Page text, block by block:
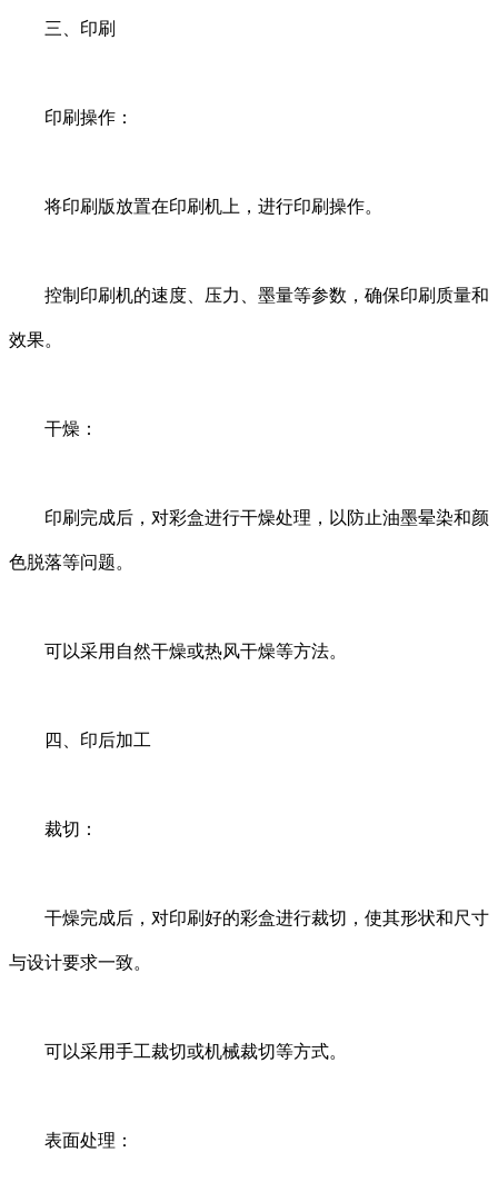
三、印刷
印刷操作：
将印刷版放置在印刷机上，进行印刷操作。
控制印刷机的速度、压力、墨量等参数，确保印刷质量和
效果。
干燥：
印刷完成后，对彩盒进行干燥处理，以防止油墨晕染和颜
色脱落等问题。
可以采用自然干燥或热风干燥等方法。
四、印后加工
裁切：
干燥完成后，对印刷好的彩盒进行裁切，使其形状和尺寸
与设计要求一致。
可以采用手工裁切或机械裁切等方式。
表面处理：